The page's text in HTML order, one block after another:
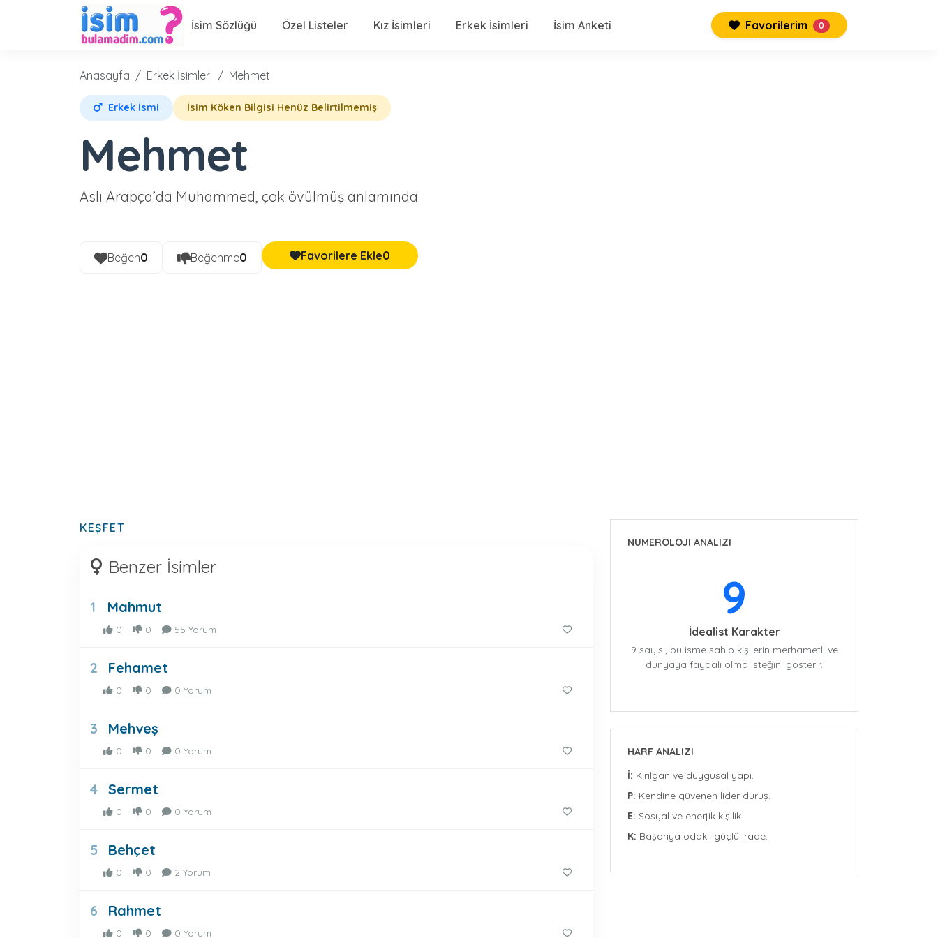
İsim Sözlüğü Özel Listeler Kız İsimleri Erkek İsimleri İsim Anketi Favorilerim 0
Anasayfa Erkek İsimleri Mehmet
Erkek İsmi İsim Köken Bilgisi Henüz Belirtilmemiş
Mehmet
Aslı Arapça’da Muhammed, çok övülmüş anlamında
Beğen0 Beğenme0 Favorilere Ekle0
KEŞFET
Benzer İsimler
1 Mahmut
0 0 55 Yorum
2 Fehamet
0 0 0 Yorum
3 Mehveş
0 0 0 Yorum
4 Sermet
0 0 0 Yorum
5 Behçet
0 0 2 Yorum
6 Rahmet
0 0 0 Yorum
NUMEROLOJI ANALIZI
9
İdealist Karakter
9 sayısı, bu isme sahip kişilerin merhametli ve
dünyaya faydalı olma isteğini gösterir.
HARF ANALIZI
İ: Kırılgan ve duygusal yapı.
P: Kendine güvenen lider duruş.
E: Sosyal ve enerjik kişilik.
K: Başarıya odaklı güçlü irade.